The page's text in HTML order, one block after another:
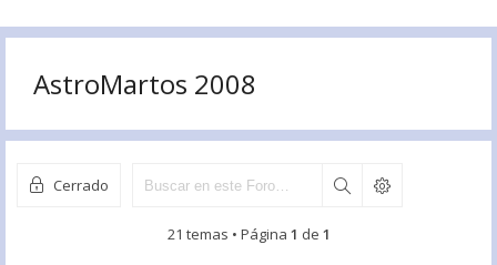
AstroMartos 2008
Cerrado
21 temas • Página 1 de 1